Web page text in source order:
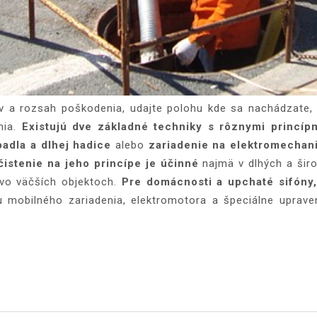
a rozsah poškodenia, udajte polohu kde sa
Existujú dve základné techniky s rôznymi
a dlhej hadice alebo zariadenie na
na jeho princípe je účinné najmä v dlhých a
väčších objektoch. Pre domácnosti a upchaté
zariadenia, elektromotora a špeciálne